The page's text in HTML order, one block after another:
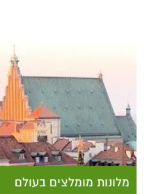
מלונות מומלצים בעולם